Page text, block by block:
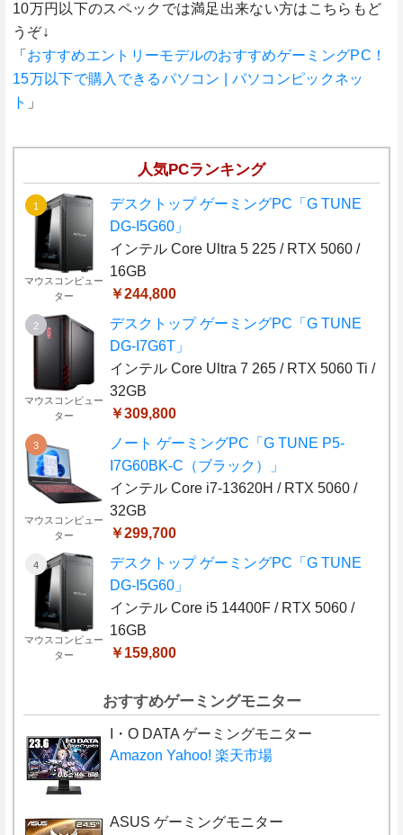
10万円以下のスペックでは満足出来ない方はこちらもど
うぞ↓
「 おすすめエントリーモデルのおすすめゲーミングPC！
15万以下で購入できるパソコン | パソコンピックネッ
ト 」
人気PCランキング
マウスコンピュー
ター
デスクトップ ゲーミングPC「G TUNE
DG-I5G60」
インテル Core Ultra 5 225 / RTX 5060 /
16GB
￥244,800
マウスコンピュー
ター
デスクトップ ゲーミングPC「G TUNE
DG-I7G6T」
インテル Core Ultra 7 265 / RTX 5060 Ti /
32GB
￥309,800
マウスコンピュー
ター
ノート ゲーミングPC「G TUNE P5-
I7G60BK-C（ブラック）」
インテル Core i7-13620H / RTX 5060 /
32GB
￥299,700
マウスコンピュー
ター
デスクトップ ゲーミングPC「G TUNE
DG-I5G60」
インテル Core i5 14400F / RTX 5060 /
16GB
￥159,800
おすすめゲーミングモニター
I・O DATA ゲーミングモニター
Amazon Yahoo! 楽天市場
ASUS ゲーミングモニター